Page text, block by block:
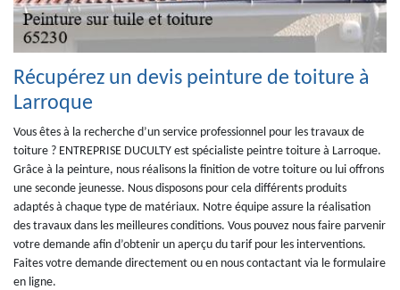
Récupérez un devis peinture de toiture à
Larroque
Vous êtes à la recherche d’un service professionnel pour les travaux de
toiture ? ENTREPRISE DUCULTY est spécialiste peintre toiture à Larroque.
Grâce à la peinture, nous réalisons la finition de votre toiture ou lui offrons
une seconde jeunesse. Nous disposons pour cela différents produits
adaptés à chaque type de matériaux. Notre équipe assure la réalisation
des travaux dans les meilleures conditions. Vous pouvez nous faire parvenir
votre demande afin d’obtenir un aperçu du tarif pour les interventions.
Faites votre demande directement ou en nous contactant via le formulaire
en ligne.